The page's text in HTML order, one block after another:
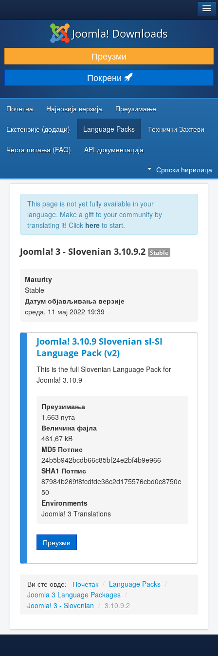
ПРЕУЗИМАЊЕ И ПРОШИРЕЊА (ЕКСТЕНЗИЈЕ)
ОТКРИЈТЕ И НАУЧИТЕ
ЗАЈЕДНИЦА И ПОДРШКА
РЕСУРСИ ЗА РАЗВОЈ
Joomla! Downloads
Преузми
Покрени
Почетна Најновија верзија Преузимање
Екстензије (додаци) Language Packs Технички Захтеви
Честа питања (FAQ) API документација
Српски ћирилица
This page is not yet fully available in your
language. Make a gift to your community by
translating it! Click here to start.
Joomla! 3 - Slovenian 3.10.9.2 Stable
Maturity
Stable
Датум објављивања верзије
среда, 11 мај 2022 19:39
Joomla! 3.10.9 Slovenian sl-SI
Language Pack (v2)
This is the full Slovenian Language Pack for
Joomla! 3.10.9
Преузимања
1.663 пута
Величина фајла
461,67 kB
MD5 Потпис
24b5b942bcdb66c85bf24e2bf4b9e966
SHA1 Потпис
87984b269f8fcdfde36c2d175576cbd0c8750e
50
Environments
Joomla! 3 Translations
Преузми
Ви сте овде: Почетак / Language Packs /
Joomla 3 Language Packages /
Joomla! 3 - Slovenian / 3.10.9.2